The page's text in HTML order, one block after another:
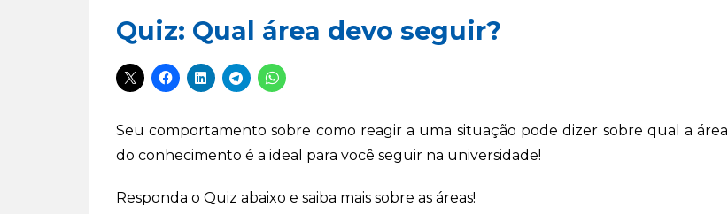
Quiz: Qual área devo seguir?
Seu comportamento sobre como reagir a uma situação pode dizer sobre qual a área
do conhecimento é a ideal para você seguir na universidade!
Responda o Quiz abaixo e saiba mais sobre as áreas!